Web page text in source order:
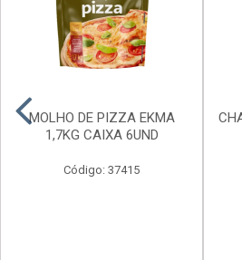
MOLHO DE PIZZA EKMA
1,7KG CAIXA 6UND
Código: 37415